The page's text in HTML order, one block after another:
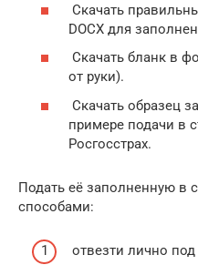
Скачать
DOCX для
Скачать бланк в
от руки).
Скачать образец
примере подачи в
Росгосстрах.
Подать её заполненную в
способами:
отвезти лично под